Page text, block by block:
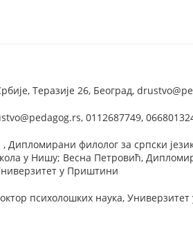
Теразије 26, Београд,
0112687749,
Дипломирани филолог за српски
у Нишу; Весна Петровић,
у Приштини
психолошких наука,